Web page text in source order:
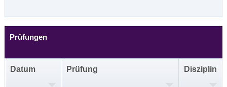
Prüfungen
Datum Prüfung Disziplin